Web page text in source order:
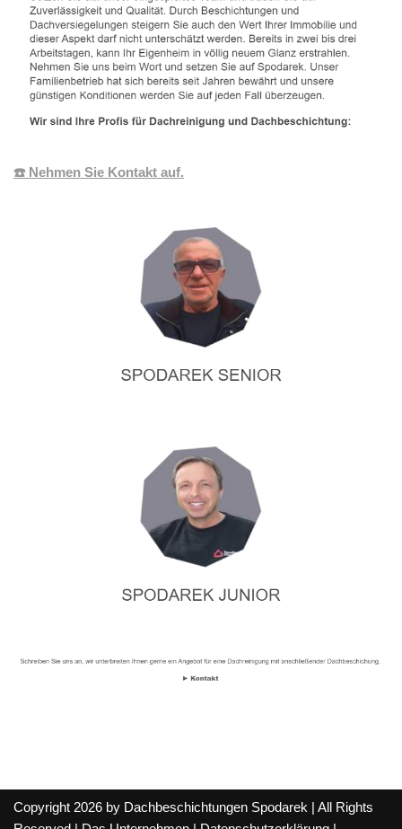
☎️ Nehmen Sie Kontakt auf.
Copyright 2026 by Dachbeschichtungen Spodarek | All Rights